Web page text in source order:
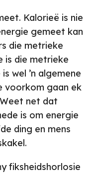
Kalorieë is nie
gemeet kan
die metrieke
is die metrieke
wel ’n algemene
voorkom gaan ek
net dat
is om energie
ding en mens
fiksheidshorlosie